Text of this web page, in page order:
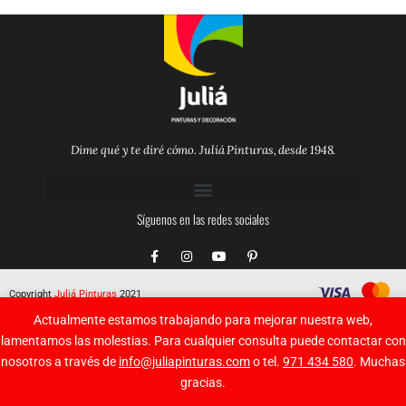
Actualmente estamos trabajando para mejorar nuestra web,
lamentamos las molestias. Para cualquier consulta puede contactar con
nosotros a través de info@juliapinturas.como tel. 971 434 580. Muchas
gracias.
Dime qué y te diré cómo. Juliá Pinturas, desde 1948.
Síguenos en las redes sociales
F
a
b
o
k
f
I
n
a
g
r
a
Y
o
u
e
P
i
e
e
s
-
Copyright Juliá Pinturas 2021